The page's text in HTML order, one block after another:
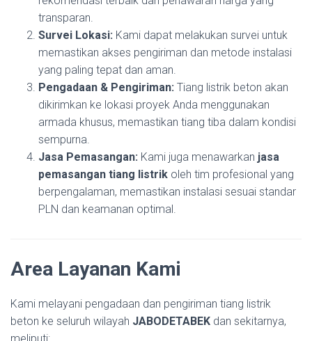
transparan.
Survei Lokasi: Kami dapat melakukan survei untuk
memastikan akses pengiriman dan metode instalasi
yang paling tepat dan aman.
Pengadaan & Pengiriman: Tiang listrik beton akan
dikirimkan ke lokasi proyek Anda menggunakan
armada khusus, memastikan tiang tiba dalam kondisi
sempurna.
Jasa Pemasangan: Kami juga menawarkan jasa
pemasangan tiang listrik oleh tim profesional yang
berpengalaman, memastikan instalasi sesuai standar
PLN dan keamanan optimal.
Area Layanan Kami
Kami melayani pengadaan dan pengiriman tiang listrik
beton ke seluruh wilayah JABODETABEK dan sekitarnya,